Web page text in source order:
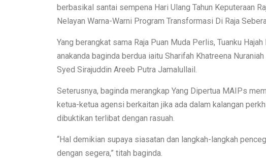
berbasikal santai sempena Hari Ulang Tahun Keputeraan
Nelayan Warna-Warni Program Transformasi Di Raja
Yang berangkat sama Raja Puan Muda Perlis, Tuanku
anakanda baginda berdua iaitu Sharifah Khatreena
Syed Sirajuddin Areeb Putra Jamalullail.
Seterusnya, baginda merangkap Yang Dipertua MAIPs
ketua-ketua agensi berkaitan jika ada dalam kalangan
dibuktikan terlibat dengan rasuah.
“Hal demikian supaya siasatan dan langkah-langkah
dengan segera,” titah baginda.